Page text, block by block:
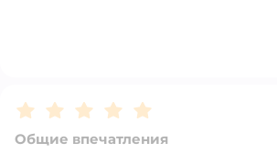
Рейтинг:5
Общие впечатления